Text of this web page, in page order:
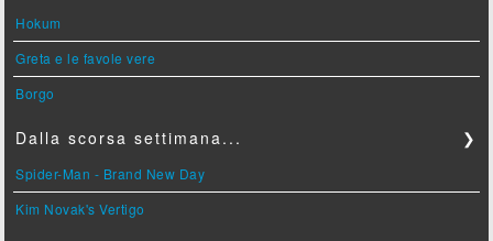
Hokum
Greta e le favole vere
Borgo
Dalla scorsa settimana... ❯
Spider-Man - Brand New Day
Kim Novak's Vertigo